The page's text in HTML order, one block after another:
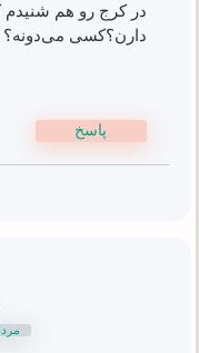
در کرج رو هم شنیدم
دارن؟کسی می‌دونه؟
پاسخ
مرداد 3, 1404 در